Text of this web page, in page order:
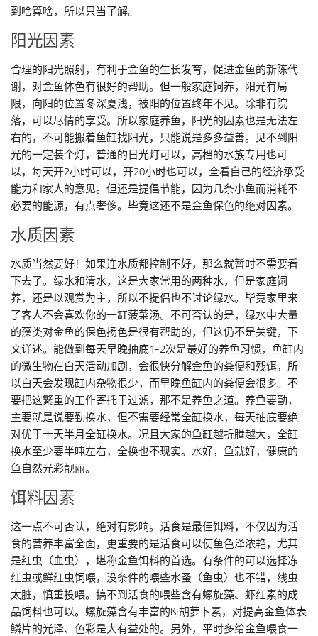
到啥算啥，所以只当了解。
阳光因素
合理的阳光照射，有利于金鱼的生长发育，促进金鱼的新陈代
谢，对金鱼体色有很好的帮助。但一般家庭饲养，阳光有局
限，向阳的位置冬深夏浅，被阳的位置终年不见。除非有院
落，可以尽情的享受。所以家庭养鱼，阳光的因素也是无法左
右的，不可能搬着鱼缸找阳光，只能说是多多益善。见不到阳
光的一定装个灯，普通的日光灯可以，高档的水族专用也可
以，每天开2小时可以，开20小时也可以，全看自己的经济承受
能力和家人的意见。但还是提倡节能，因为几条小鱼而消耗不
必要的能源，有点奢侈。毕竟这还不是金鱼保色的绝对因素。
水质因素
水质当然要好！如果连水质都控制不好，那么就暂时不需要看
下去了。绿水和清水，这是大家常用的两种水，但是家庭饲
养，还是以观赏为主，所以不提倡也不讨论绿水。毕竟家里来
了客人不会喜欢你的一缸菠菜汤。不可否认的是，绿水中大量
的藻类对金鱼的保色扬色是很有帮助的，但这仍不是关键，下
文详述。能做到每天早晚抽底1-2次是最好的养鱼习惯，鱼缸内
的微生物在白天活动加剧，会很快分解金鱼的粪便和残饵，所
以白天会发现缸内杂物很少，而早晚鱼缸内的粪便会很多。不
要把这繁重的工作寄托于过滤，那不是养鱼之道。养鱼要勤，
主要就是说要勤换水，但不需要经常全缸换水，每天抽底要绝
对优于十天半月全缸换水。况且大家的鱼缸越折腾越大，全缸
换水至少要半吨左右，全换也不现实。水好，鱼就好，健康的
鱼自然光彩靓丽。
饵料因素
这一点不可否认，绝对有影响。活食是最佳饵料，不仅因为活
食的营养丰富全面，更重要的是活食可以使鱼色泽浓艳，尤其
是红虫（血虫），堪称金鱼饵料的首选。有条件的可以选择冻
红虫或鲜红虫饲喂，没条件的喂些水蚤（鱼虫）也不错，线虫
太脏，慎重投喂。搞不到活食的喂些含有螺旋藻、虾红素的成
品饲料也可以。螺旋藻含有丰富的ß;胡萝卜素，对提高金鱼体表
鳞片的光泽、色彩是大有益处的。另外，平时多给金鱼喂食一